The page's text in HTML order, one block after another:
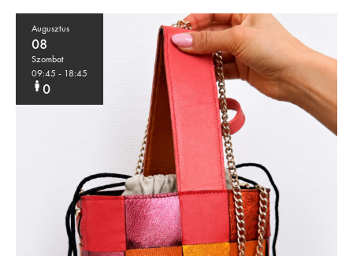
Augusztus
08
Szombat
09:45 - 18:45
0